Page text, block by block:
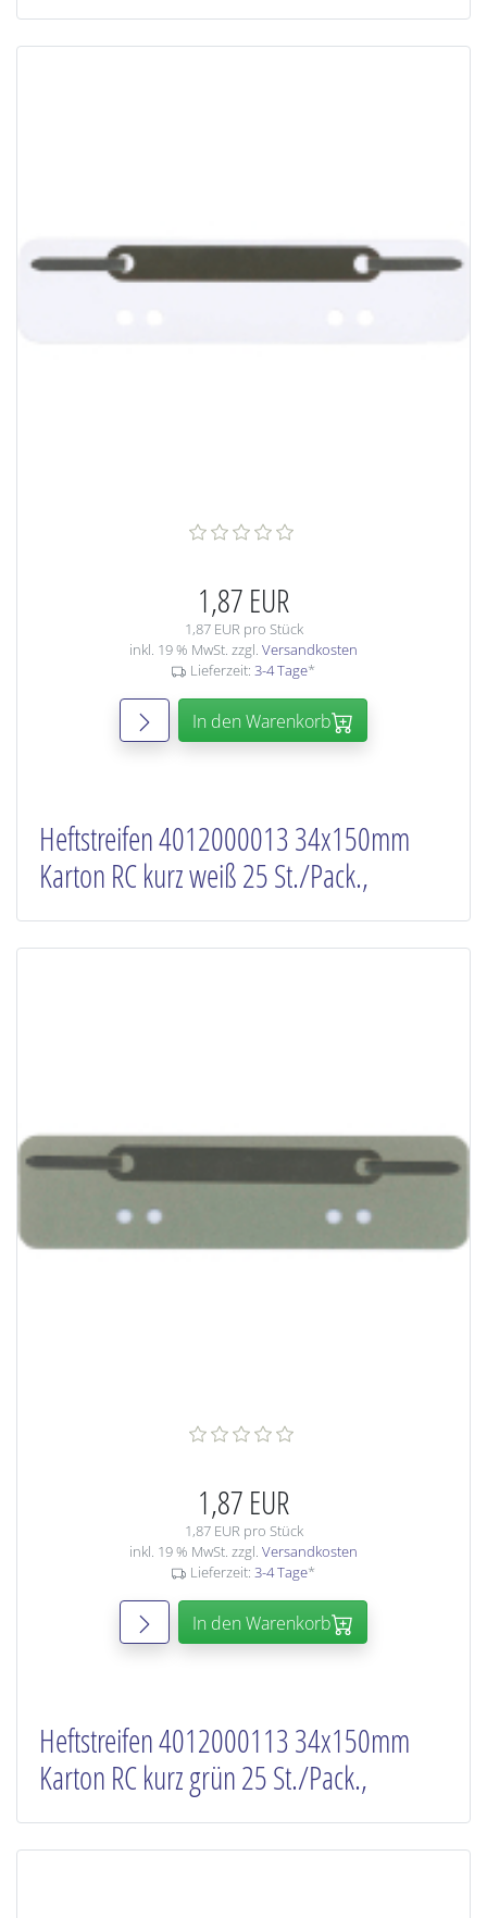
1,87 EUR
1,87 EUR pro Stück
inkl. 19 % MwSt. zzgl. Versandkosten
Lieferzeit: 3-4 Tage*
In den Warenkorb
Heftstreifen 4012000013 34x150mm
Karton RC kurz weiß 25 St./Pack.,
1,87 EUR
1,87 EUR pro Stück
inkl. 19 % MwSt. zzgl. Versandkosten
Lieferzeit: 3-4 Tage*
In den Warenkorb
Heftstreifen 4012000113 34x150mm
Karton RC kurz grün 25 St./Pack.,